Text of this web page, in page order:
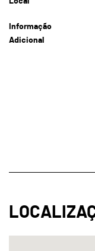
Informação
Adicional